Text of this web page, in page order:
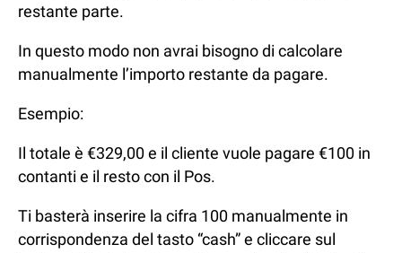
restante parte.
In questo modo non avrai bisogno di calcolare
manualmente l’importo restante da pagare.
Esempio:
Il totale è €329,00 e il cliente vuole pagare €100 in
contanti e il resto con il Pos.
Ti basterà inserire la cifra 100 manualmente in
corrispondenza del tasto “cash” e cliccare sul